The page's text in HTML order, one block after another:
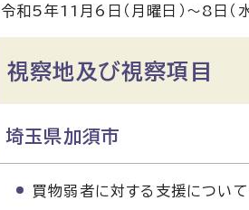
令和5年11月6日（月曜日）～8日（
視察地及び視察項目
埼玉県加須市
買物弱者に対する支援について